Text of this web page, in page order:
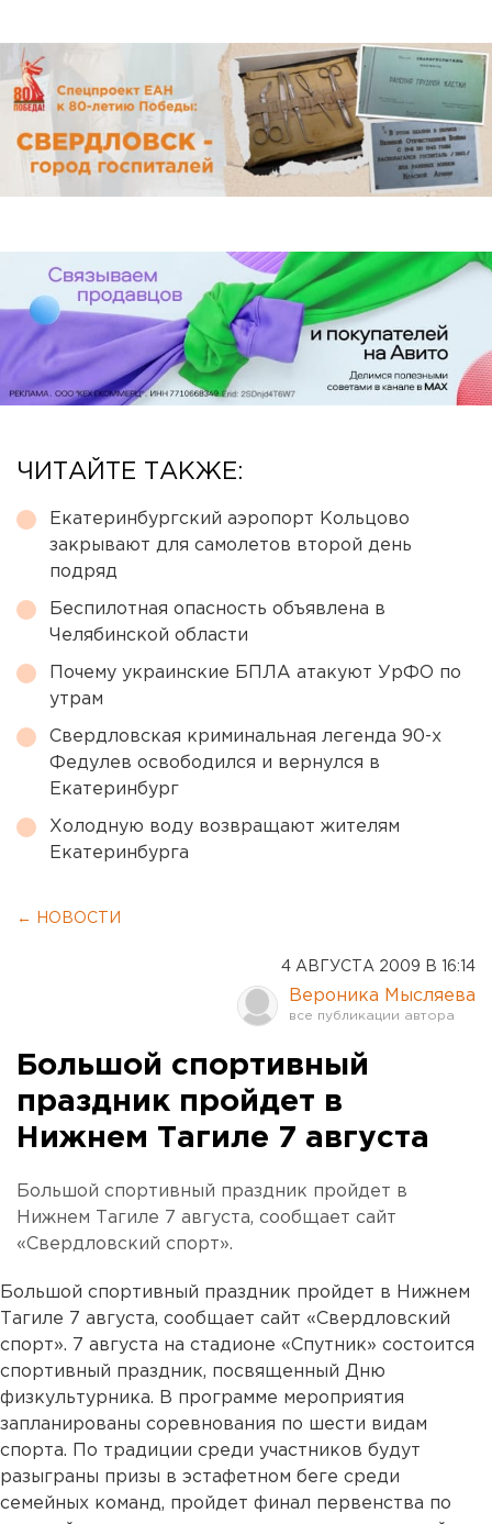
ЧИТАЙТЕ ТАКЖЕ:
Екатеринбургский аэропорт Кольцово
закрывают для самолетов второй день
подряд
Беспилотная опасность объявлена в
Челябинской области
Почему украинские БПЛА атакуют УрФО по
утрам
Свердловская криминальная легенда 90-х
Федулев освободился и вернулся в
Екатеринбург
Холодную воду возвращают жителям
Екатеринбурга
← НОВОСТИ
4 АВГУСТА 2009 В 16:14
Вероника Мысляева
Большой спортивный
праздник пройдет в
Нижнем Тагиле 7 августа
Большой спортивный праздник пройдет в
Нижнем Тагиле 7 августа, сообщает сайт
«Свердловский спорт».
Большой спортивный праздник пройдет в Нижнем
Тагиле 7 августа, сообщает сайт «Свердловский
спорт». 7 августа на стадионе «Спутник» состоится
спортивный праздник, посвященный Дню
физкультурника. В программе мероприятия
запланированы соревнования по шести видам
спорта. По традиции среди участников будут
разыграны призы в эстафетном беге среди
семейных команд, пройдет финал первенства по